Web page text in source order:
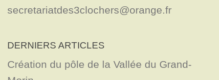
secretariatdes3clochers@orange.fr
DERNIERS ARTICLES
Création du pôle de la Vallée du Grand-